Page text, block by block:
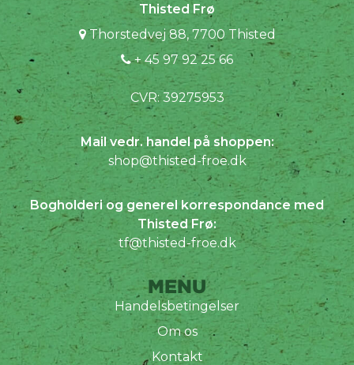
Thisted Frø
Thorstedvej 88, 7700 Thisted
+ 45 97 92 25 66
CVR: 39275953
Mail vedr. handel på shoppen:
shop@thisted-froe.dk
Bogholderi og generel korrespondance med
Thisted Frø:
tf@thisted-froe.dk
MENU
Handelsbetingelser
Om os
Kontakt